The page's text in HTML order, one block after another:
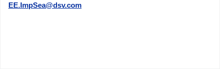
EE.ImpSea@dsv.com